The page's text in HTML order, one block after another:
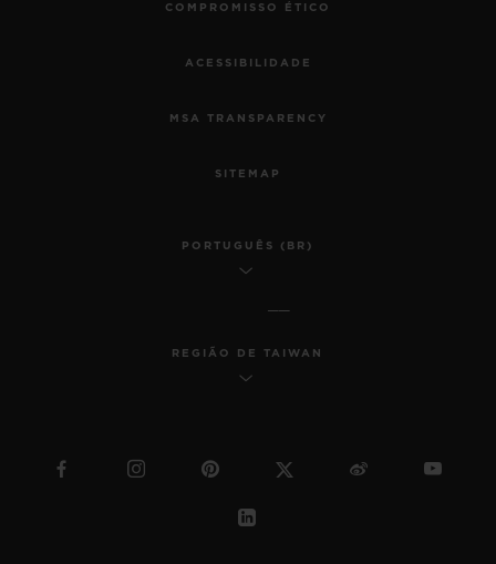
COMPROMISSO ÉTICO
ACESSIBILIDADE
MSA TRANSPARENCY
SITEMAP
PORTUGUÊS (BR)
REGIÃO DE TAIWAN